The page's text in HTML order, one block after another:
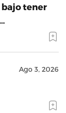
bajo tener
Ago 3, 2026